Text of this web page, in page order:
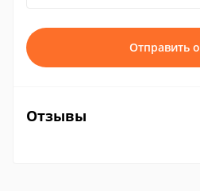
Отправить
Отзывы